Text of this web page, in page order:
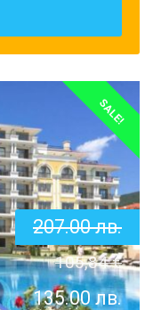
SALE!
207.00лв.
105,84€
135.00лв.